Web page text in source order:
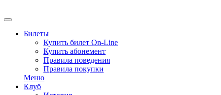
Билеты
Купить билет On-Line
Купить абонемент
Правила поведения
Правила покупки
Меню
Клуб